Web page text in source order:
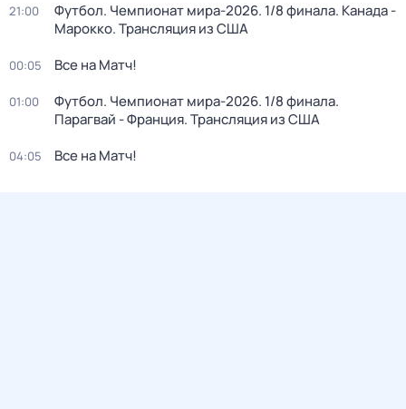
21:00
Футбол. Чемпионат мира-2026. 1/8 финала. Канада -
Марокко. Трансляция из США
00:05 Все на Матч!
01:00
Футбол. Чемпионат мира-2026. 1/8 финала.
Парагвай - Франция. Трансляция из США
04:05 Все на Матч!